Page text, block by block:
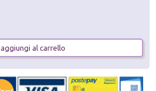
aggiungi al carrello